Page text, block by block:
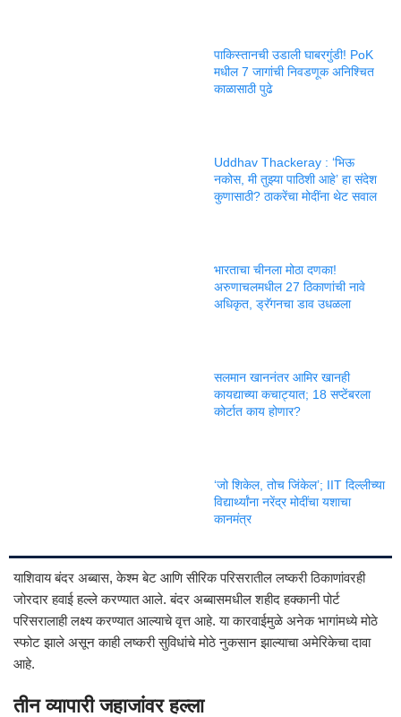
पाकिस्तानची उडाली घाबरगुंडी! PoK
मधील 7 जागांची निवडणूक अनिश्चित
काळासाठी पुढे
Uddhav Thackeray : ‘भिऊ
नकोस, मी तुझ्या पाठिशी आहे’ हा संदेश
कुणासाठी? ठाकरेंचा मोदींना थेट सवाल
भारताचा चीनला मोठा दणका!
अरुणाचलमधील 27 ठिकाणांची नावे
अधिकृत, ड्रॅगनचा डाव उधळला
सलमान खाननंतर आमिर खानही
कायद्याच्या कचाट्यात; 18 सप्टेंबरला
कोर्टात काय होणार?
‘जो शिकेल, तोच जिंकेल’; IIT दिल्लीच्या
विद्यार्थ्यांना नरेंद्र मोदींचा यशाचा
कानमंत्र
याशिवाय बंदर अब्बास, केश्म बेट आणि सीरिक परिसरातील लष्करी ठिकाणांवरही
जोरदार हवाई हल्ले करण्यात आले. बंदर अब्बासमधील शहीद हक्कानी पोर्ट
परिसरालाही लक्ष्य करण्यात आल्याचे वृत्त आहे. या कारवाईमुळे अनेक भागांमध्ये मोठे
स्फोट झाले असून काही लष्करी सुविधांचे मोठे नुकसान झाल्याचा अमेरिकेचा दावा
आहे.
तीन व्यापारी जहाजांवर हल्ला